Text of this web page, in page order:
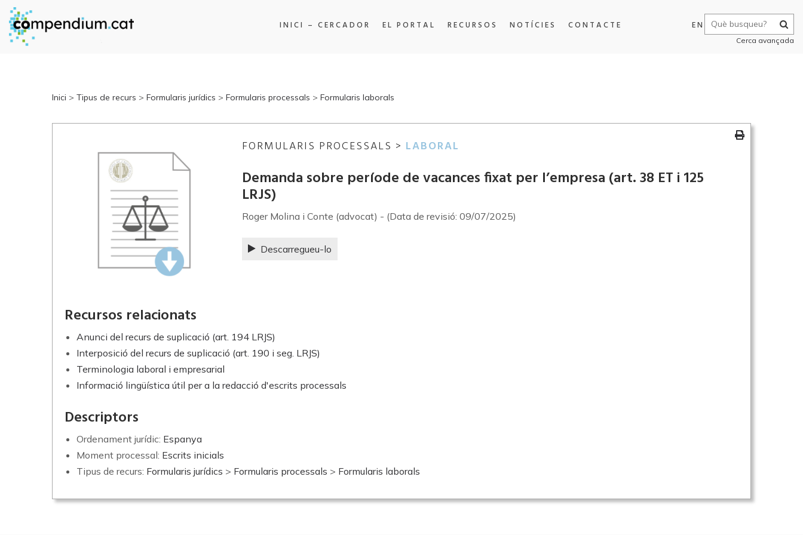
INICI – CERCADOR EL PORTAL RECURSOS NOTÍCIES CONTACTE EN
Cerca avançada
Inici > Tipus de recurs > Formularis jurídics > Formularis processals > Formularis laborals
FORMULARIS PROCESSALS > LABORAL
Demanda sobre període de vacances fixat per l’empresa (art. 38 ET i 125
LRJS)
Roger Molina i Conte (advocat) - (Data de revisió: 09/07/2025)
Descarregueu-lo
Recursos relacionats
Anunci del recurs de suplicació (art. 194 LRJS)
Interposició del recurs de suplicació (art. 190 i seg. LRJS)
Terminologia laboral i empresarial
Informació lingüística útil per a la redacció d'escrits processals
Descriptors
Ordenament jurídic: Espanya
Moment processal: Escrits inicials
Tipus de recurs: Formularis jurídics > Formularis processals > Formularis laborals